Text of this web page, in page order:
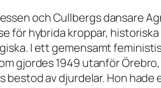
och Cullbergs dansare
för hybrida kroppar,
I ett gemensamt
gjordes 1949 utanför
av djurdelar. Hon